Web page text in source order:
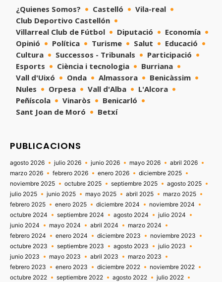
¿Quienes Somos? Castelló
Vila-real
Club Deportivo Castellón
Villarreal Club de Fútbol
Diputació
Economía
Opinió
Política Turisme Salut
Educació
Cultura
Successos - Tribunals
Participació
Esports
Ciència i tecnologia
Burriana
Vall d'Uixó
Onda Almassora
Benicàssim
Nules
Orpesa Vall d'Alba
L'Alcora
Peñíscola
Vinaròs
Benicarló
Sant Joan de Moró
Betxí
PUBLICACIONS
agosto 2026 julio 2026 junio 2026 mayo 2026
abril 2026
marzo 2026
febrero 2026 enero 2026
diciembre 2025
noviembre 2025
octubre 2025 septiembre 2025
agosto 2025
julio 2025
junio 2025 mayo 2025 abril 2025
marzo 2025
febrero 2025
enero 2025 diciembre 2024
noviembre 2024
octubre 2024
septiembre 2024 agosto 2024
julio 2024
junio 2024
mayo 2024 abril 2024
marzo 2024
febrero 2024
enero 2024 diciembre 2023
noviembre 2023
octubre 2023
septiembre 2023 agosto 2023
julio 2023
junio 2023
mayo 2023 abril 2023
marzo 2023
febrero 2023
enero 2023 diciembre 2022
noviembre 2022
octubre 2022
septiembre 2022 agosto 2022
julio 2022